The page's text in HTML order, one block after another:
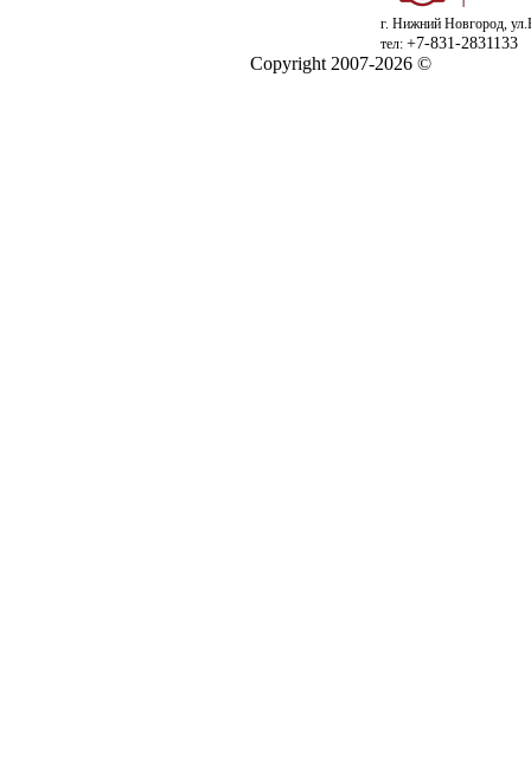
г. Нижний Новгород,
тел: +7-831-2831133
Copyright 2007-2026 ©